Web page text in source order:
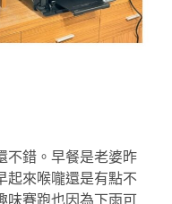
不錯。早餐是老婆昨
起來喉嚨還是有點不
味賽跑也因為下雨可